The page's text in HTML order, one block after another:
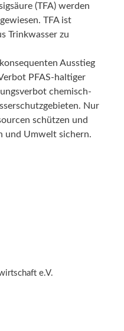
(TFA) werden
TFA ist
Trinkwasser zu
Ausstieg
PFAS-haltiger
chemisch-
Nur
schützen und
und Umwelt sichern.
e.V.